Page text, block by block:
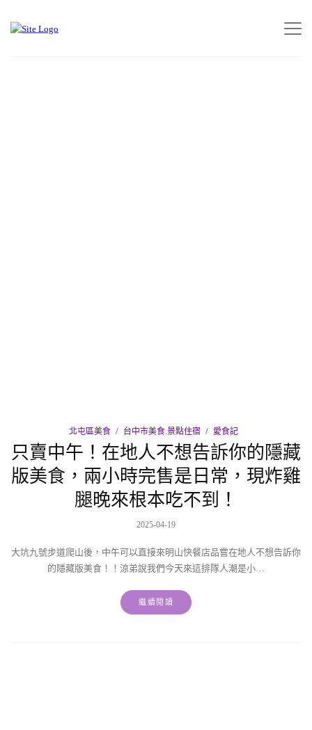
北屯區美食 台中市美食.景點住宿 愛食記
只賣中午！在地人不想告訴你的隱藏
版美食，兩小時完售是日常，現炸雞
腿晚來根本吃不到！
2025-04-19
大坑九號步道爬山後，中午可以直接來明山快餐店品嘗在地人不想告訴你
的隱藏版美食！！涼弟說我們今天來這排隊人潮是小…
繼續閱讀